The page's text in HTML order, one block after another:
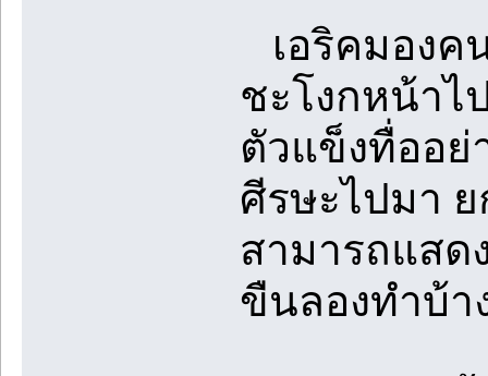
เอริคมองค
ชะโงกหน้าไ
ตัวแข็งทื่ออ
ศีรษะไปมา
สามารถแสด
ขืนลองทำบ้า